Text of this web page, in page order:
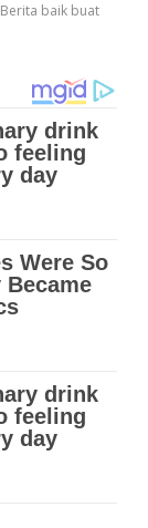
baik buat